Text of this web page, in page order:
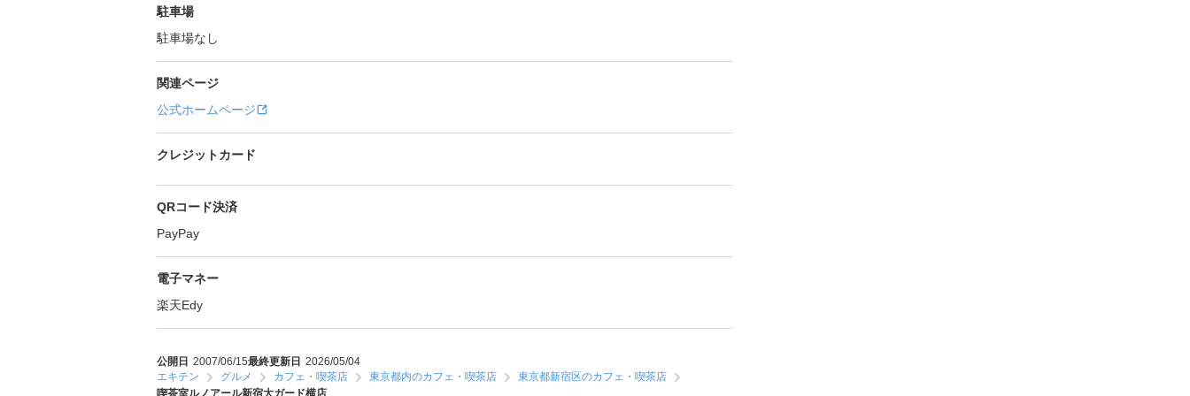
駐車場
駐車場なし
関連ページ
公式ホームページ
クレジットカード
QRコード決済
PayPay
電子マネー
楽天Edy
公開日 2007/06/15最終更新日 2026/05/04
エキテン
グルメ カフェ・喫茶店 東京都内のカフェ・喫茶店
東京都新宿区のカフェ・喫茶店
喫茶室ルノアール新宿大ガード横店